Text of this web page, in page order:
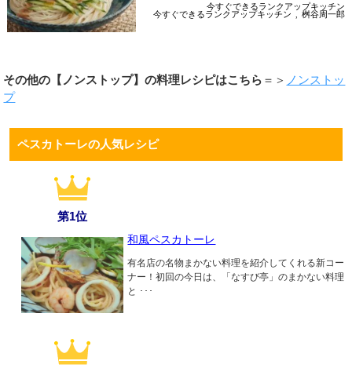
今すぐできるランクアップキッチン
今すぐできるランクアップキッチン
桝谷周一郎
その他の【ノンストップ】の料理レシピはこちら ＝＞ ノンストッ
プ
ペスカトーレの人気レシピ
第1位
和風ペスカトーレ
有名店の名物まかない料理を紹介してくれる新コー
ナー！初回の今日は、「なすび亭」のまかない料理
と ･･･